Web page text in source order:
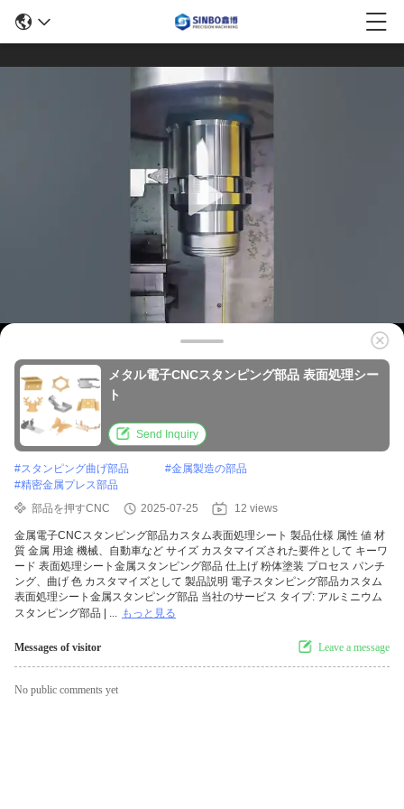
メタル電子CNCスタンピング部品 表面処理シー
ト
Send Inquiry
#スタンピング曲げ部品 #金属製造の部品
#精密金属プレス部品
部品を押すCNC
2025-07-25 12 views
金属電子CNCスタンピング部品カスタム表面処理シート 製品仕様 属性 値 材
質 金属 用途 機械、自動車など サイズ カスタマイズされた要件として キーワ
ード 表面処理シート金属スタンピング部品 仕上げ 粉体塗装 プロセス パンチ
ング、曲げ 色 カスタマイズとして 製品説明 電子スタンピング部品カスタム
表面処理シート金属スタンピング部品 当社のサービス タイプ: アルミニウム
スタンピング部品 | ... もっと見る
Messages of visitor Leave a message
No public comments yet